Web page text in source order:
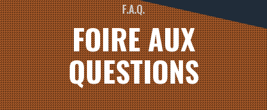
F.A.Q.
FOIRE AUX
QUESTIONS